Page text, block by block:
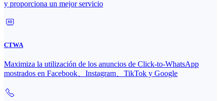
y proporciona un mejor servicio
CTWA
Maximiza la utilización de los anuncios de Click-to-WhatsApp
mostrados en Facebook、Instagram、TikTok y Google